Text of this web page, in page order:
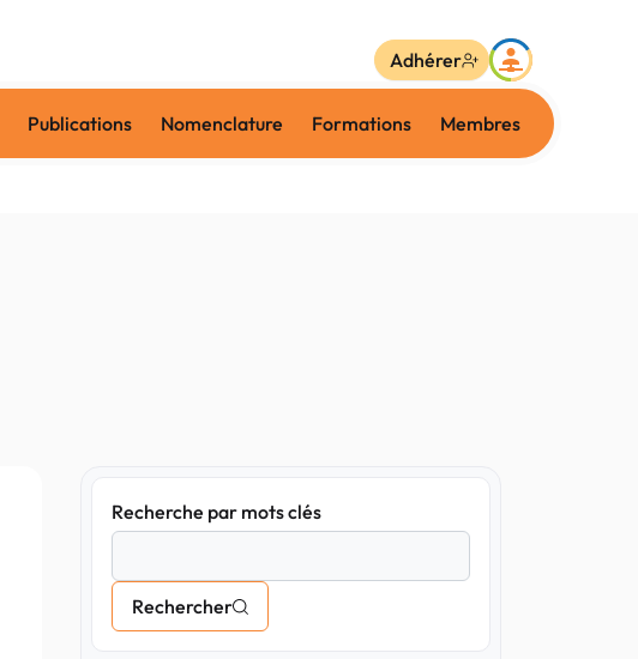
Publications Nomenclature Formations Membres
Adhérer
Recherche par mots clés
Rechercher